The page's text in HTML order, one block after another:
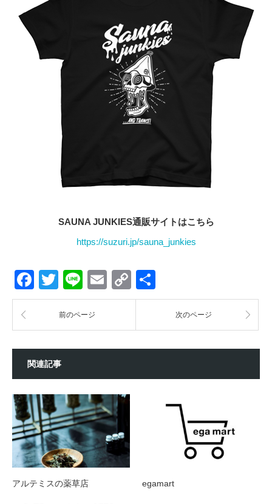
SAUNA JUNKIES通販サイトはこちら
https://suzuri.jp/sauna_junkies
Facebook
Twitter
LineEmail
Copy
Link
有
前のページ 次のページ
関連記事
アルテミスの薬草店 egamart